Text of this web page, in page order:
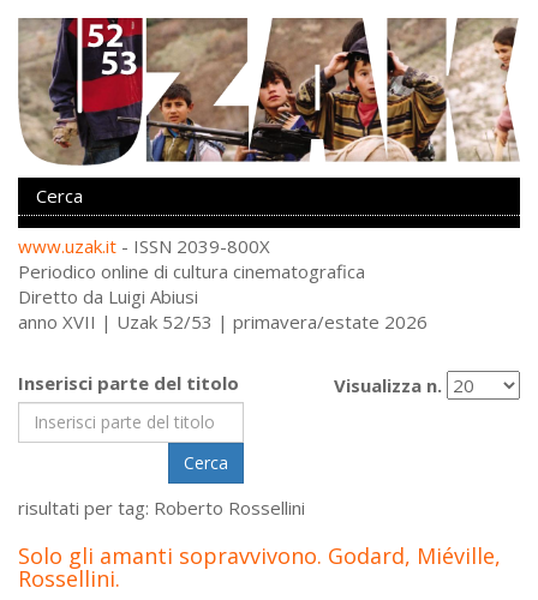
www.uzak.it - ISSN 2039-800X
Periodico online di cultura cinematografica
Diretto da Luigi Abiusi
anno XVII | Uzak 52/53 | primavera/estate 2026
Inserisci parte del titolo
Cerca
Visualizza n.
risultati per tag: Roberto Rossellini
Solo gli amanti sopravvivono. Godard, Miéville,
Rossellini.